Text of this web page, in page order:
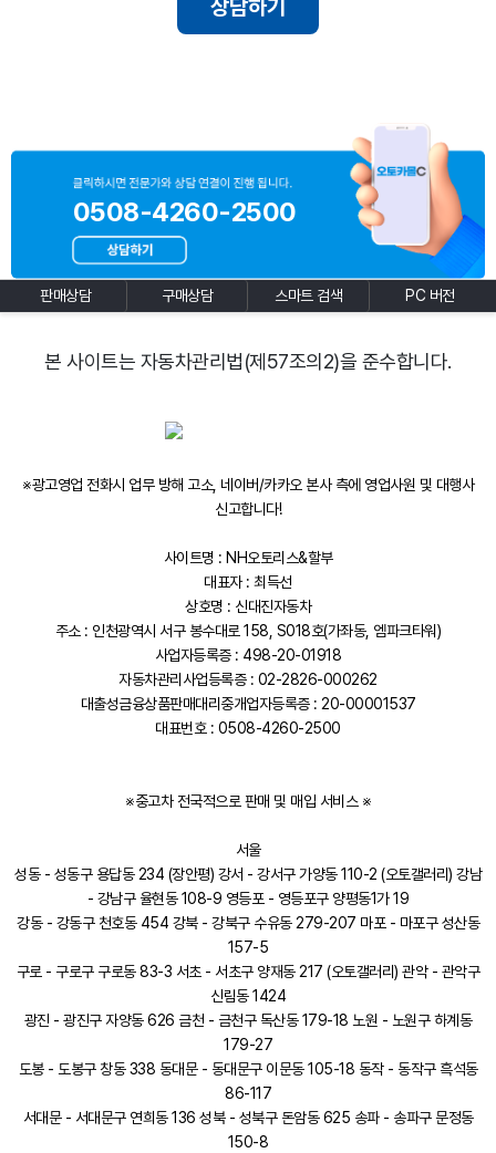
0508-4260-2500
판매상담 구매상담 스마트 검색 PC 버전
본 사이트는 자동차관리법(제57조의2)을 준수합니다.
※광고영업 전화시 업무 방해 고소, 네이버/카카오 본사 측에 영업사원 및 대행사
신고합니다!
사이트명 : NH오토리스&할부
대표자 : 최득선
상호명 : 신대진자동차
주소 : 인천광역시 서구 봉수대로 158, S018호(가좌동, 엠파크타워)
사업자등록증 : 498-20-01918
자동차관리사업등록증 : 02-2826-000262
대출성금융상품판매대리중개업자등록증 : 20-00001537
대표번호 : 0508-4260-2500
※중고차 전국적으로 판매 및 매입 서비스 ※
서울
성동 - 성동구 용답동 234 (장안평) 강서 - 강서구 가양동 110-2 (오토갤러리) 강남
- 강남구 율현동 108-9 영등포 - 영등포구 양평동1가 19
강동 - 강동구 천호동 454 강북 - 강북구 수유동 279-207 마포 - 마포구 성산동
157-5
구로 - 구로구 구로동 83-3 서초 - 서초구 양재동 217 (오토갤러리) 관악 - 관악구
신림동 1424
광진 - 광진구 자양동 626 금천 - 금천구 독산동 179-18 노원 - 노원구 하계동
179-27
도봉 - 도봉구 창동 338 동대문 - 동대문구 이문동 105-18 동작 - 동작구 흑석동
86-117
서대문 - 서대문구 연희동 136 성북 - 성북구 돈암동 625 송파 - 송파구 문정동
150-8